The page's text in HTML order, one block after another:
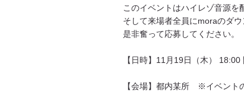
このイベントはハイレゾ音源を
そして来場者全員にmoraのダ
是非奮って応募してください。
【日時】11月19日（木）
【会場】都内某所 ※イベント